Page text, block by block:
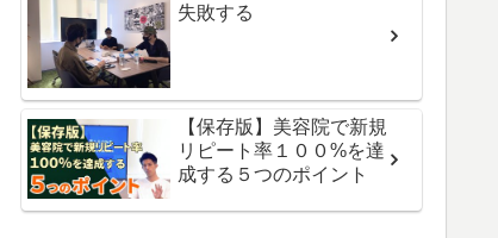
失敗する
【保存版】美容院で新規
リピート率１００%を達
成する５つのポイント